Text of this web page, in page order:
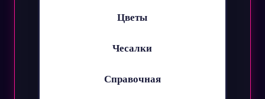
Цветы
Чесалки
Справочная